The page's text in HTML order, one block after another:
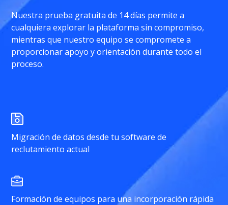
Nuestra prueba gratuita de 14 días permite a
cualquiera explorar la plataforma sin compromiso,
mientras que nuestro equipo se compromete a
proporcionar apoyo y orientación durante todo el
proceso.
Migración de datos desde tu software de
reclutamiento actual
Formación de equipos para una incorporación rápida